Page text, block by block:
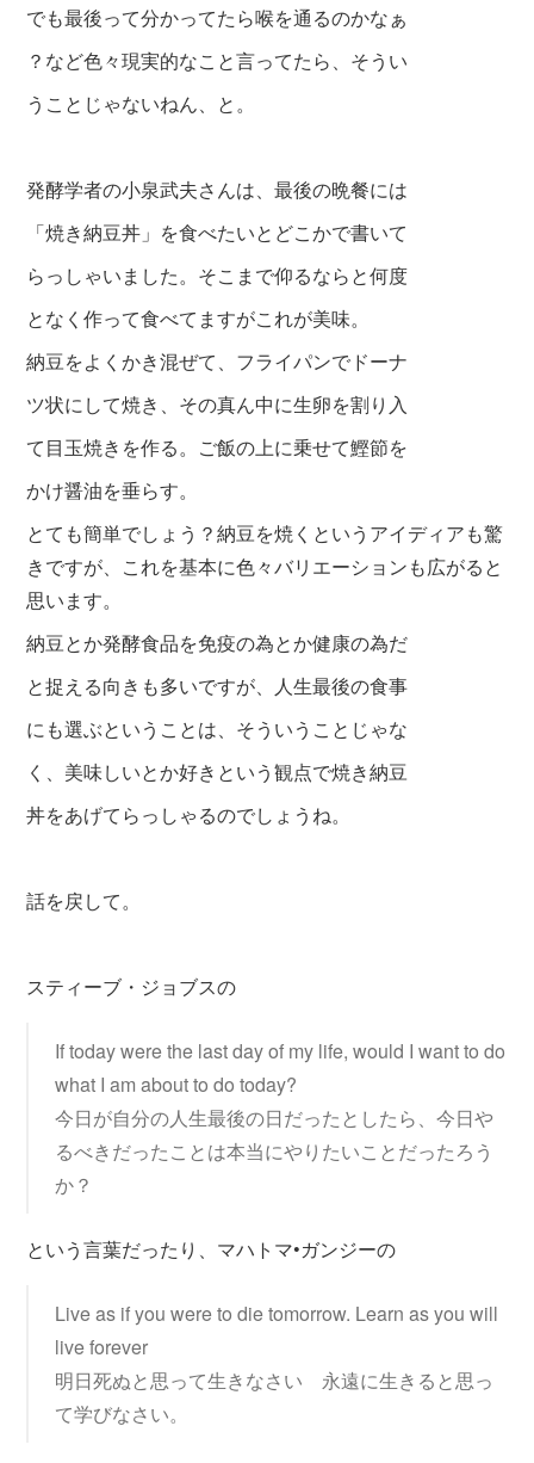
でも最後って分かってたら喉を通るのかなぁ
？など色々現実的なこと言ってたら、そうい
うことじゃないねん、と。
発酵学者の小泉武夫さんは、最後の晩餐には
「焼き納豆丼」を食べたいとどこかで書いて
らっしゃいました。そこまで仰るならと何度
となく作って食べてますがこれが美味。
納豆をよくかき混ぜて、フライパンでドーナ
ツ状にして焼き、その真ん中に生卵を割り入
て目玉焼きを作る。ご飯の上に乗せて鰹節を
かけ醤油を垂らす。
とても簡単でしょう？納豆を焼くというアイディアも驚
きですが、これを基本に色々バリエーションも広がると
思います。
納豆とか発酵食品を免疫の為とか健康の為だ
と捉える向きも多いですが、人生最後の食事
にも選ぶということは、そういうことじゃな
く、美味しいとか好きという観点で焼き納豆
丼をあげてらっしゃるのでしょうね。
話を戻して。
スティーブ・ジョブスの
If today were the last day of my life, would I want to do
what I am about to do today?
今日が自分の人生最後の日だったとしたら、今日や
るべきだったことは本当にやりたいことだったろう
か？
という言葉だったり、マハトマ•ガンジーの
Live as if you were to die tomorrow. Learn as you will
live forever
明日死ぬと思って生きなさい 永遠に生きると思っ
て学びなさい。